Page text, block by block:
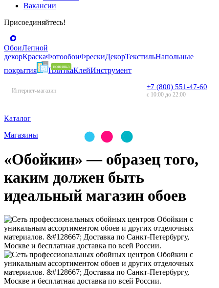
Вакансии
Присоединяйтесь!
ОбоиЛепной
декорКраскаФотообоиФрескиДекорТекстильНапольные
покрытия
ПлиткаКлейИнструмент
Интернет-магазин +7 (800) 551-47-60
с 10:00 до 22:00
Каталог
Магазины
«Обойкин» — образец того,
каким должен быть
идеальный магазин обоев